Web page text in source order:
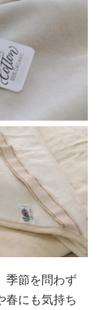
季節を問わず
春にも気持ち